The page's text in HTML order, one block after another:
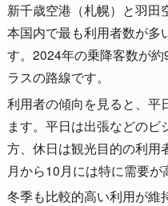
新千歳空港（札幌）と羽田
本国内で最も利用者数が多
す。2024年の乗降客数が
ラスの路線です。
利用者の傾向を見ると、平
ます。平日は出張などの
方、休日は観光目的の利用
月から10月には特に需要が
冬季も比較的高い利用が維